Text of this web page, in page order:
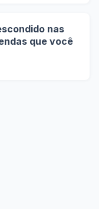
nas
que você